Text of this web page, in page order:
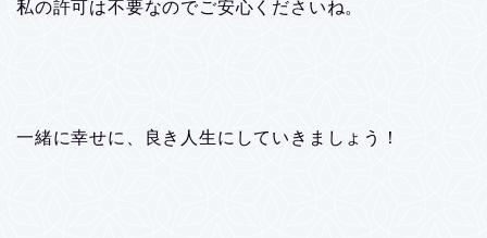
私の許可は不要なのでご安心くださいね。
一緒に幸せに、良き人生にしていきましょう！